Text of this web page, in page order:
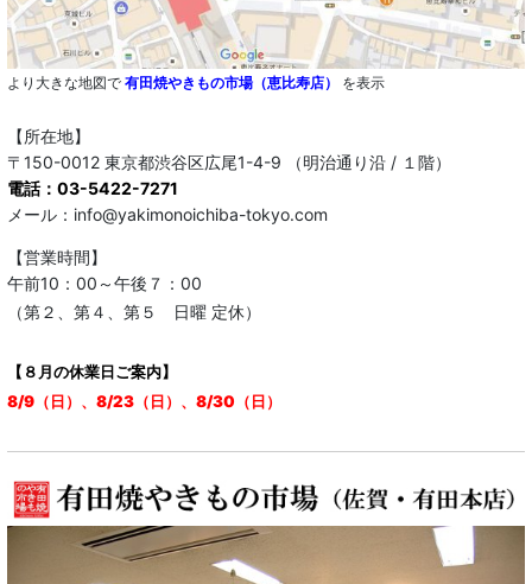
より大きな地図で 有田焼やきもの市場（恵比寿店） を表示
【所在地】
〒150-0012 東京都渋谷区広尾1-4-9 （明治通り沿 / １階）
電話：03-5422-7271
メール：info@yakimonoichiba-tokyo.com
【営業時間】
午前10：00～午後７：00
（第２、第４、第５ 日曜 定休）
【８月の休業日ご案内】
8/9（日）、8/23（日）、8/30（日）